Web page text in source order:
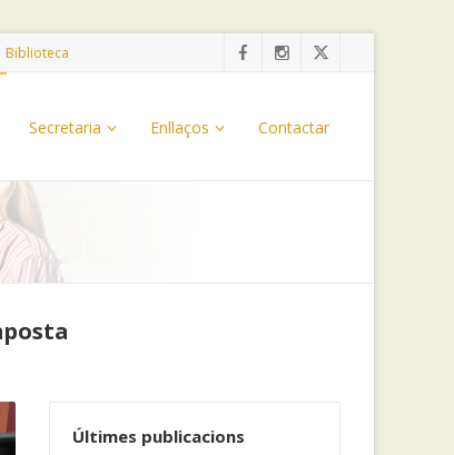
Biblioteca
Secretaria Enllaços Contactar
Últimes publicacions